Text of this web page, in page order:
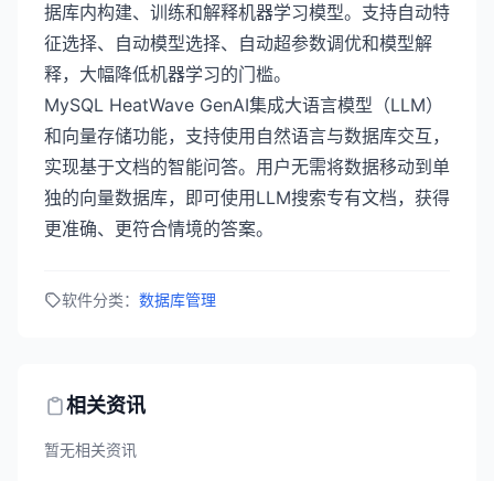
据库内构建、训练和解释机器学习模型。支持自动特
征选择、自动模型选择、自动超参数调优和模型解
释，大幅降低机器学习的门槛。
MySQL HeatWave GenAI集成大语言模型（LLM）
和向量存储功能，支持使用自然语言与数据库交互，
实现基于文档的智能问答。用户无需将数据移动到单
独的向量数据库，即可使用LLM搜索专有文档，获得
更准确、更符合情境的答案。
软件分类： 数据库管理
相关资讯
暂无相关资讯